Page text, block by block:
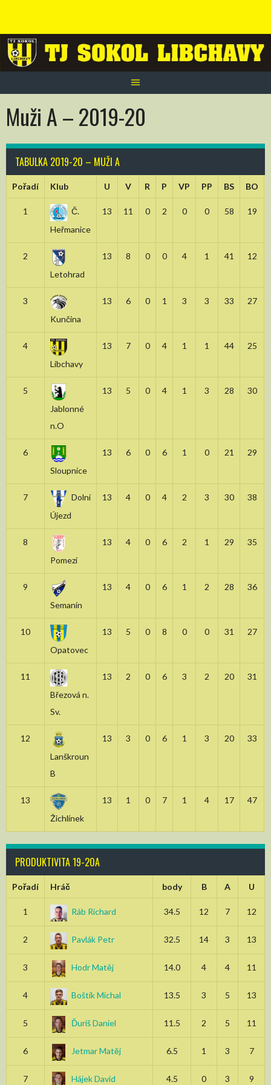
content
Muži A – 2019-20
TABULKA 2019-20 – MUŽI A
Pořadí Klub U V R P VP PP BS BO
1
Č.
Heřmanice
13 11 0 2 0 0 58 19
2
Letohrad
13 8 0 0 4 1 41 12
3
Kunčina
13 6 0 1 3 3 33 27
4
Libchavy
13 7 0 4 1 1 44 25
5
Jablonné
n.O
13 5 0 4 1 3 28 30
6
Sloupnice
13 6 0 6 1 0 21 29
7
Dolní
Újezd
13 4 0 4 2 3 30 38
8
Pomezí
13 4 0 6 2 1 29 35
9
Semanín
13 4 0 6 1 2 28 36
10
Opatovec
13 5 0 8 0 0 31 27
11
Březová n.
Sv.
13 2 0 6 3 2 20 31
12
Lanškroun
B
13 3 0 6 1 3 20 33
13
Žichlínek
13 1 0 7 1 4 17 47
PRODUKTIVITA 19-20A
Pořadí Hráč body B A U
1 Ráb Richard 34.5 12 7 12
2 Pavlák Petr 32.5 14 3 13
3 Hodr Matěj 14.0 4 4 11
4 Boštík Michal 13.5 3 5 13
5 Ďuriš Daniel 11.5 2 5 11
6 Jetmar Matěj 6.5 1 3 7
7 Hájek David 4.5 0 3 9